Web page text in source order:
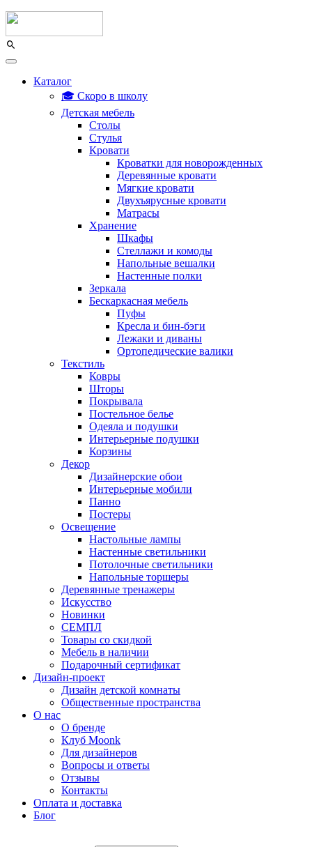
Каталог
🎓 Скоро в школу
Детская мебель
Столы
Стулья
Кровати
Кроватки для новорожденных
Деревянные кровати
Мягкие кровати
Двухъярусные кровати
Матрасы
Хранение
Шкафы
Стеллажи и комоды
Напольные вешалки
Настенные полки
Зеркала
Бескаркасная мебель
Пуфы
Кресла и бин-бэги
Лежаки и диваны
Ортопедические валики
Текстиль
Ковры
Шторы
Покрывала
Постельное белье
Одеяла и подушки
Интерьерные подушки
Корзины
Декор
Дизайнерские обои
Интерьерные мобили
Панно
Постеры
Освещение
Настольные лампы
Настенные светильники
Потолочные светильники
Напольные торшеры
Деревянные тренажеры
Искусство
Новинки
СЕМПЛ
Товары со скидкой
Мебель в наличии
Подарочный сертификат
Дизайн-проект
Дизайн детской комнаты
Общественные пространства
О нас
О бренде
Клуб Moonk
Для дизайнеров
Вопросы и ответы
Отзывы
Контакты
Оплата и доставка
Блог